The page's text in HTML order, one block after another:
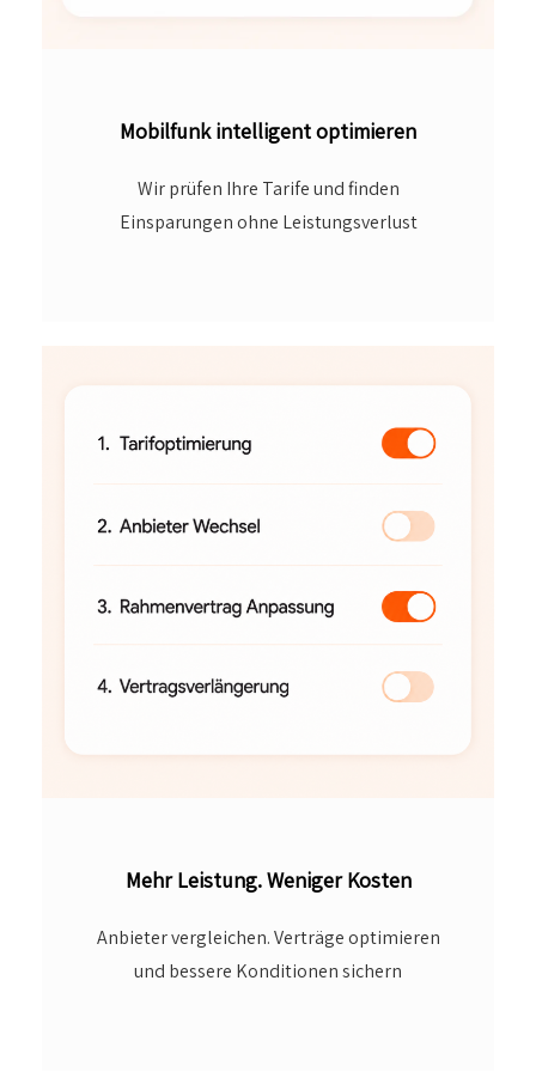
Mobilfunk intelligent optimieren
Wir prüfen Ihre Tarife und finden
Einsparungen ohne Leistungsverlust
Mehr Leistung. Weniger Kosten
Anbieter vergleichen. Verträge optimieren
und bessere Konditionen sichern